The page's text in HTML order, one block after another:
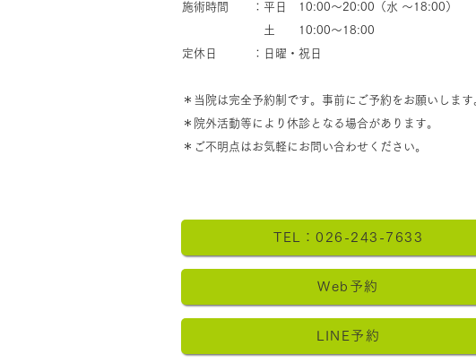
施術時間 ：平日 10:00～20:00（水 ～18:00）
​ 土 10:00～18:00
定休日 ：日曜・祝日
＊当院は完全予約制です。事前にご予約をお願いします
​＊院外活動等により休診となる場合があります。
​＊ご不明点はお気軽にお問い合わせください。​
TEL：026-243-7633
Web予約
LINE予約